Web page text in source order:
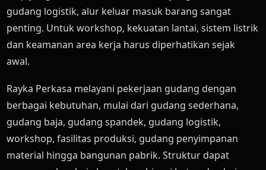
gudang logistik, alur keluar masuk barang sangat
penting. Untuk workshop, kekuatan lantai, sistem listrik
dan keamanan area kerja harus diperhatikan sejak
awal.
Rayka Perkasa melayani pekerjaan gudang dengan
berbagai kebutuhan, mulai dari gudang sederhana,
gudang baja, gudang spandek, gudang logistik,
workshop, fasilitas produksi, gudang penyimpanan
material hingga bangunan pabrik. Struktur dapat